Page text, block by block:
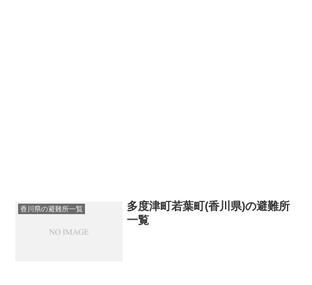
香川県の避難所一覧
多度津町若葉町(香川県)の避難所
一覧